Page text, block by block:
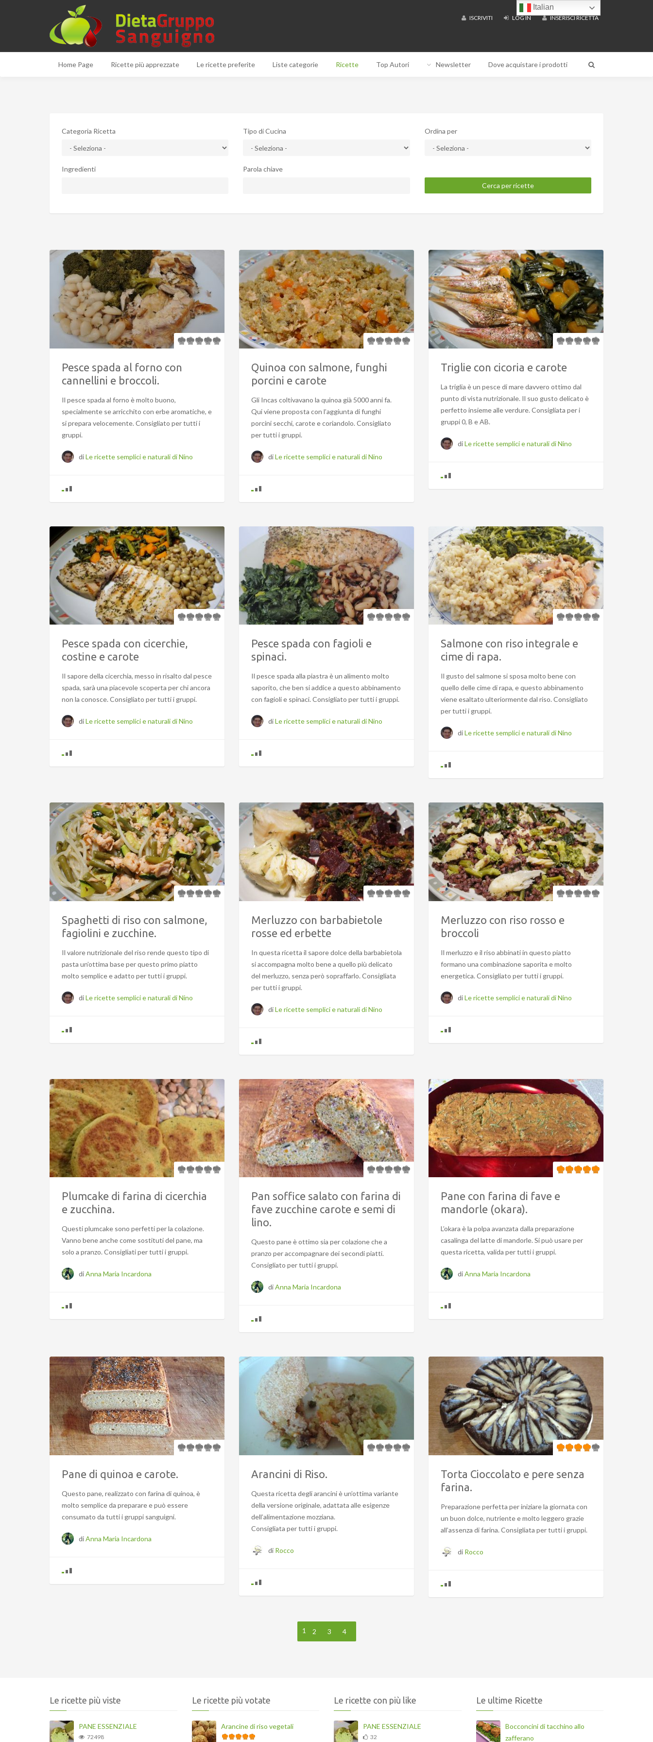
ISCRIVITI LOG IN INSERISCI RICETTA
Home Page Ricette più apprezzate Le ricette preferite Liste categorie Ricette Top Autori Newsletter Dove acquistare i prodotti
Categoria Ricetta Tipo di Cucina Ordina per
Ingredienti
Parola chiave
Cerca per ricette
Pesce spada al forno con
cannellini e broccoli.
Il pesce spada al forno è molto buono,
specialmente se arricchito con erbe aromatiche, e
si prepara velocemente. Consigliato per tutti i
gruppi.
diLe ricette semplici e naturali di Nino
Quinoa con salmone, funghi
porcini e carote
Gli Incas coltivavano la quinoa già 5000 anni fa.
Qui viene proposta con l’aggiunta di funghi
porcini secchi, carote e coriandolo. Consigliato
per tutti i gruppi.
diLe ricette semplici e naturali di Nino
Triglie con cicoria e carote
La triglia è un pesce di mare davvero ottimo dal
punto di vista nutrizionale. Il suo gusto delicato è
perfetto insieme alle verdure. Consigliata per i
gruppi 0, B e AB.
diLe ricette semplici e naturali di Nino
Pesce spada con cicerchie,
costine e carote
Il sapore della cicerchia, messo in risalto dal pesce
spada, sarà una piacevole scoperta per chi ancora
non la conosce. Consigliato per tutti i gruppi.
diLe ricette semplici e naturali di Nino
Pesce spada con fagioli e
spinaci.
Il pesce spada alla piastra è un alimento molto
saporito, che ben si addice a questo abbinamento
con fagioli e spinaci. Consigliato per tutti i gruppi.
diLe ricette semplici e naturali di Nino
Salmone con riso integrale e
cime di rapa.
Il gusto del salmone si sposa molto bene con
quello delle cime di rapa, e questo abbinamento
viene esaltato ulteriormente dal riso. Consigliato
per tutti i gruppi.
diLe ricette semplici e naturali di Nino
Spaghetti di riso con salmone,
fagiolini e zucchine.
Il valore nutrizionale del riso rende questo tipo di
pasta un’ottima base per questo primo piatto
molto semplice e adatto per tutti i gruppi.
diLe ricette semplici e naturali di Nino
Merluzzo con barbabietole
rosse ed erbette
In questa ricetta il sapore dolce della barbabietola
si accompagna molto bene a quello più delicato
del merluzzo, senza però sopraffarlo. Consigliata
per tutti i gruppi.
diLe ricette semplici e naturali di Nino
Merluzzo con riso rosso e
broccoli
Il merluzzo e il riso abbinati in questo piatto
formano una combinazione saporita e molto
energetica. Consigliato per tutti i gruppi.
diLe ricette semplici e naturali di Nino
Plumcake di farina di cicerchia
e zucchina.
Questi plumcake sono perfetti per la colazione.
Vanno bene anche come sostituti del pane, ma
solo a pranzo. Consigliati per tutti i gruppi.
diAnna Maria Incardona
Pan soffice salato con farina di
fave zucchine carote e semi di
lino.
Questo pane è ottimo sia per colazione che a
pranzo per accompagnare dei secondi piatti.
Consigliato per tutti i gruppi.
diAnna Maria Incardona
Pane con farina di fave e
mandorle (okara).
L’okara è la polpa avanzata dalla preparazione
casalinga del latte di mandorle. Si può usare per
questa ricetta, valida per tutti i gruppi.
diAnna Maria Incardona
Pane di quinoa e carote.
Questo pane, realizzato con farina di quinoa, è
molto semplice da preparare e può essere
consumato da tutti i gruppi sanguigni.
diAnna Maria Incardona
Arancini di Riso.
Questa ricetta degli arancini è un’ottima variante
della versione originale, adattata alle esigenze
dell’alimentazione mozziana.
Consigliata per tutti i gruppi.
di Rocco
Torta Cioccolato e pere senza
farina.
Preparazione perfetta per iniziare la giornata con
un buon dolce, nutriente e molto leggero grazie
all’assenza di farina. Consigliata per tutti i gruppi.
di Rocco
1 2 3 4
Le ricette più viste
PANE ESSENZIALE
72498
Le ricette più votate
Arancine di riso vegetali
Le ricette con più like
PANE ESSENZIALE
32
Le ultime Ricette
Bocconcini di tacchino allo
zafferano
Italian